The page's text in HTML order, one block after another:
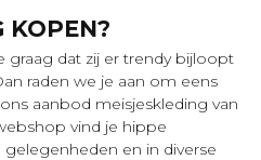
KOPEN?
graag dat zij er trendy bijloopt
raden we je aan om eens
aanbod meisjeskleding van
vind je hippe
en in diverse